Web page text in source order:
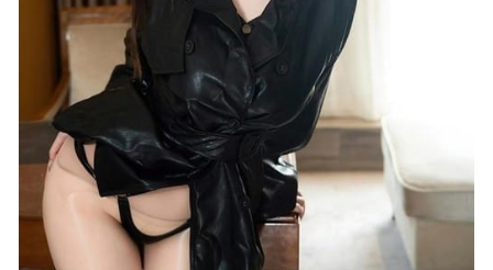
Hana_Bunny – Zero Two (Darling in the Franxx) [12P 108MB]
2025-06-05
[Xiuren秀人网]2025.06.03 NO.10355 苏一诺[77+1P/895MB]
2025-12-23